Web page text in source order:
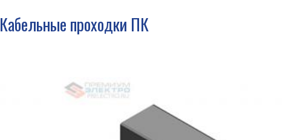
Кабельные проходки ПК